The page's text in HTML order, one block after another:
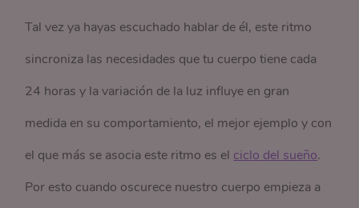
Tal vez ya hayas escuchado hablar de él, este ritmo
sincroniza las necesidades que tu cuerpo tiene cada
24 horas y la variación de la luz influye en gran
medida en su comportamiento, el mejor ejemplo y con
el que más se asocia este ritmo es el ciclo del sueño.
Por esto cuando oscurece nuestro cuerpo empieza a